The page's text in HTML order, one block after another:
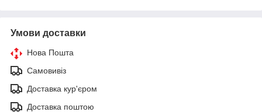
Умови доставки
Нова Пошта
Самовивіз
Доставка кур'єром
Доставка поштою